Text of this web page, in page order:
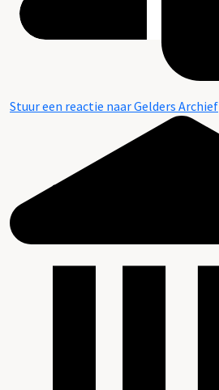
Stuur een reactie naar Gelders Archief